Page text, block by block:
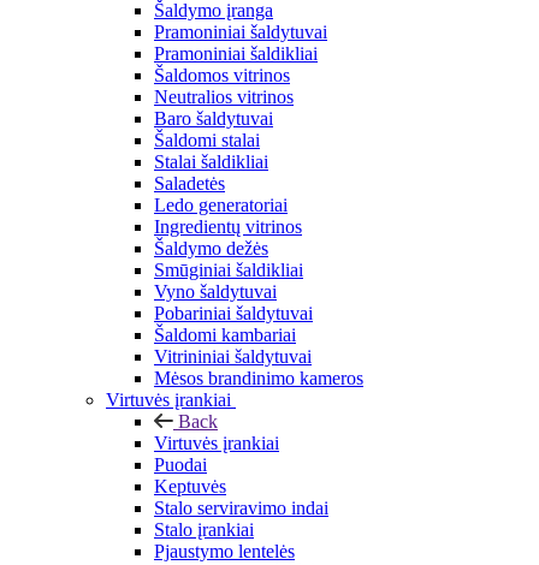
Šaldymo įranga
Pramoniniai šaldytuvai
Pramoniniai šaldikliai
Šaldomos vitrinos
Neutralios vitrinos
Baro šaldytuvai
Šaldomi stalai
Stalai šaldikliai
Saladetės
Ledo generatoriai
Ingredientų vitrinos
Šaldymo dežės
Smūginiai šaldikliai
Vyno šaldytuvai
Pobariniai šaldytuvai
Šaldomi kambariai
Vitrininiai šaldytuvai
Mėsos brandinimo kameros
Virtuvės įrankiai
Back
Virtuvės įrankiai
Puodai
Keptuvės
Stalo serviravimo indai
Stalo įrankiai
Pjaustymo lentelės